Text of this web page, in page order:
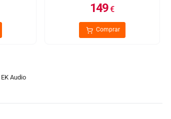
149€
Comprar
EK Audio